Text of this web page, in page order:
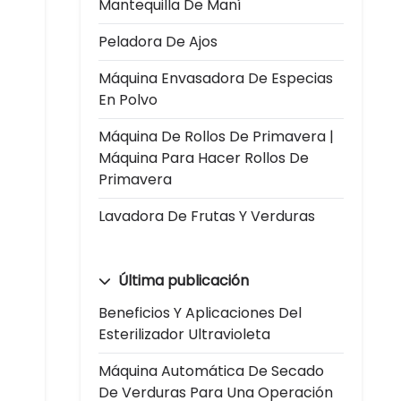
Mantequilla De Maní
Peladora De Ajos
Máquina Envasadora De Especias
En Polvo
Máquina De Rollos De Primavera |
Máquina Para Hacer Rollos De
Primavera
Lavadora De Frutas Y Verduras
Última publicación
Beneficios Y Aplicaciones Del
Esterilizador Ultravioleta
Máquina Automática De Secado
De Verduras Para Una Operación